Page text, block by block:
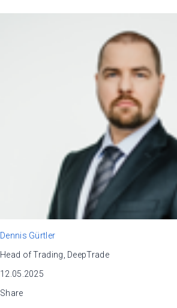
Dennis Gürtler
Head of Trading, DeepTrade
12.05.2025
Share